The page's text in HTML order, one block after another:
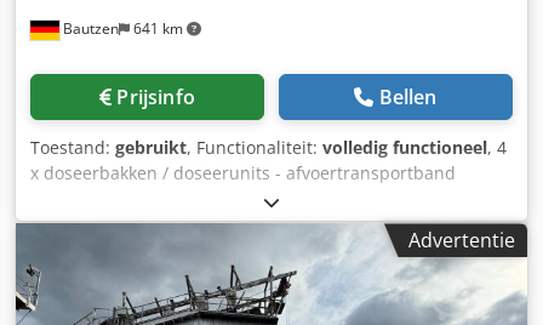
Bautzen 641 km
Prijsinfo Bellen
Toestand: gebruikt, Functionaliteit: volledig functioneel, 4
x doseerbakken / doseerunits - afvoertransportband
Dcjdpozq S Huofx Ah Rek - transportband /
overdrachtsbund - elektrische installatie, indien aanwezig
Advertentie